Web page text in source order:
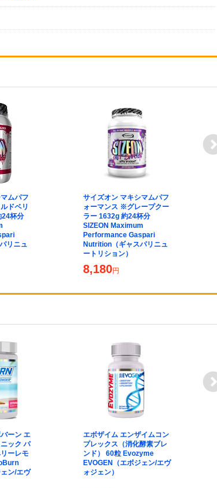
ムパフ
ドベリ
24杯分
リニュ
サイズオン マキシマムパフ
ォーマンス ※グレープクー
ラー 1632g 約24杯分
SIZEON Maximum
Performance Gaspari
Nutrition（ギャスパリニュ
ートリション）
8,180円
ーン エ
ック パ
ーレモ
ン/エヴ
エボザイム エンザイムコン
プレックス（消化酵素ブレ
ンド） 60粒 Evozyme
EVOGEN（エボジェン/エヴ
ォジェン）